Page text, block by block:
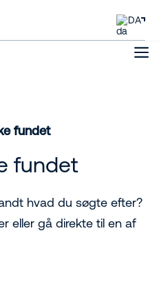
DA
fundet
fundet
hvad du søgte efter?
eller gå direkte til en af